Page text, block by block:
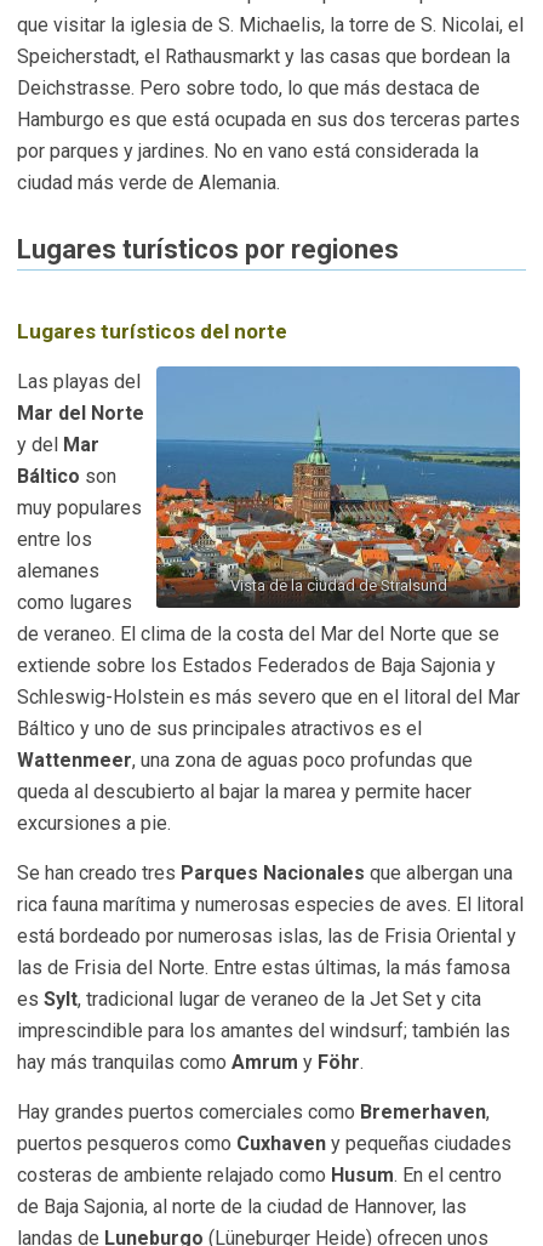
que visitar la iglesia de S. Michaelis, la torre de S. Nicolai, el
Speicherstadt, el Rathausmarkt y las casas que bordean la
Deichstrasse. Pero sobre todo, lo que más destaca de
Hamburgo es que está ocupada en sus dos terceras partes
por parques y jardines. No en vano está considerada la
ciudad más verde de Alemania.
Lugares turísticos por regiones
Lugares turísticos del norte
Vista de la ciudad de Stralsund
Las playas del
Mar del Norte
y del Mar
Báltico son
muy populares
entre los
alemanes
como lugares
de veraneo. El clima de la costa del Mar del Norte que se
extiende sobre los Estados Federados de Baja Sajonia y
Schleswig-Holstein es más severo que en el litoral del Mar
Báltico y uno de sus principales atractivos es el
Wattenmeer, una zona de aguas poco profundas que
queda al descubierto al bajar la marea y permite hacer
excursiones a pie.
Se han creado tres Parques Nacionales que albergan una
rica fauna marítima y numerosas especies de aves. El litoral
está bordeado por numerosas islas, las de Frisia Oriental y
las de Frisia del Norte. Entre estas últimas, la más famosa
es Sylt, tradicional lugar de veraneo de la Jet Set y cita
imprescindible para los amantes del windsurf; también las
hay más tranquilas como Amrum y Föhr.
Hay grandes puertos comerciales como Bremerhaven,
puertos pesqueros como Cuxhaven y pequeñas ciudades
costeras de ambiente relajado como Husum. En el centro
de Baja Sajonia, al norte de la ciudad de Hannover, las
landas de Luneburgo (Lüneburger Heide) ofrecen unos